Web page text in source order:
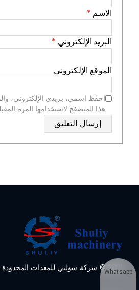
الاسم *
البريد الإلكتروني *
الموقع الإلكتروني
احفظ اسمي، بريدي الإلكتروني،
هذا المتصفح لاستخدامها المرة
2021 © شركة شوليي للمعدات المحدودة
Whatsapp